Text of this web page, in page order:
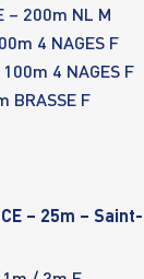
– 200m NL M
4 NAGES F
100m 4 NAGES F
BRASSE F
– 25m –